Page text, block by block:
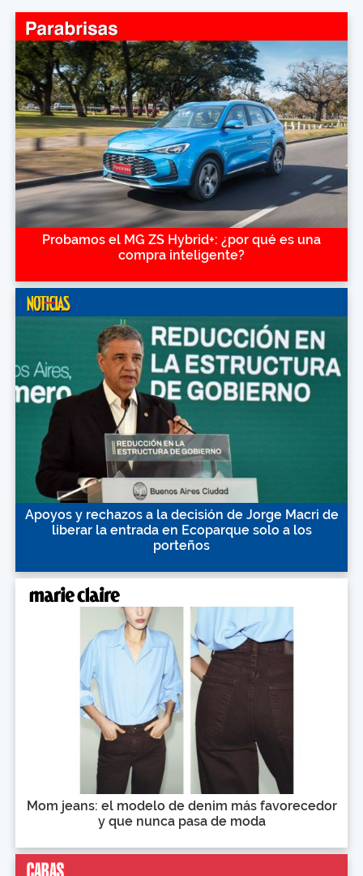
Probamos el MG ZS Hybrid+: ¿por qué es una
compra inteligente?
Apoyos y rechazos a la decisión de Jorge Macri de
liberar la entrada en Ecoparque solo a los
porteños
Mom jeans: el modelo de denim más favorecedor
y que nunca pasa de moda